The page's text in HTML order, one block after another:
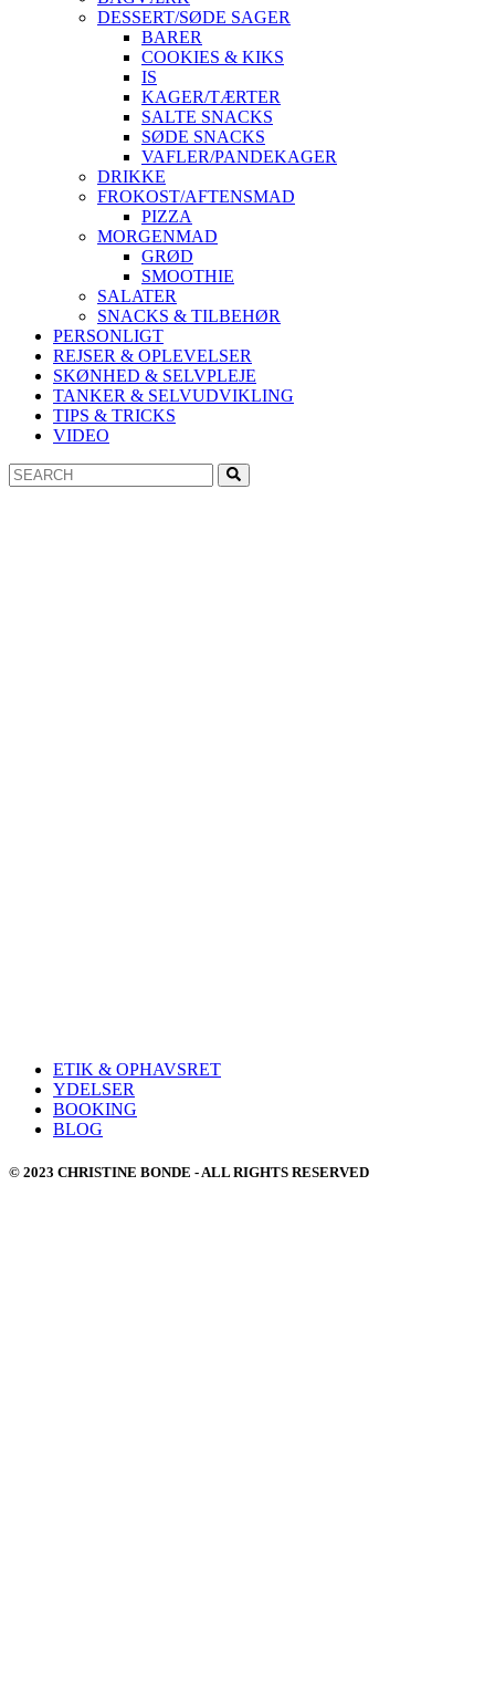
DESSERT/SØDE SAGER
BARER
COOKIES & KIKS
IS
KAGER/TÆRTER
SALTE SNACKS
SØDE SNACKS
VAFLER/PANDEKAGER
DRIKKE
FROKOST/AFTENSMAD
PIZZA
MORGENMAD
GRØD
SMOOTHIE
SALATER
SNACKS & TILBEHØR
PERSONLIGT
REJSER & OPLEVELSER
SKØNHED & SELVPLEJE
TANKER & SELVUDVIKLING
TIPS & TRICKS
VIDEO
Search
for:
ETIK & OPHAVSRET
YDELSER
BOOKING
BLOG
© 2023 CHRISTINE BONDE - ALL RIGHTS RESERVED